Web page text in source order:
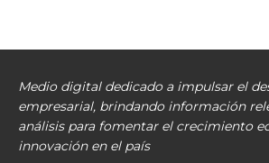
Medio digital dedicado a impulsar el
empresarial, brindando información
análisis para fomentar el crecimiento
innovación en el país